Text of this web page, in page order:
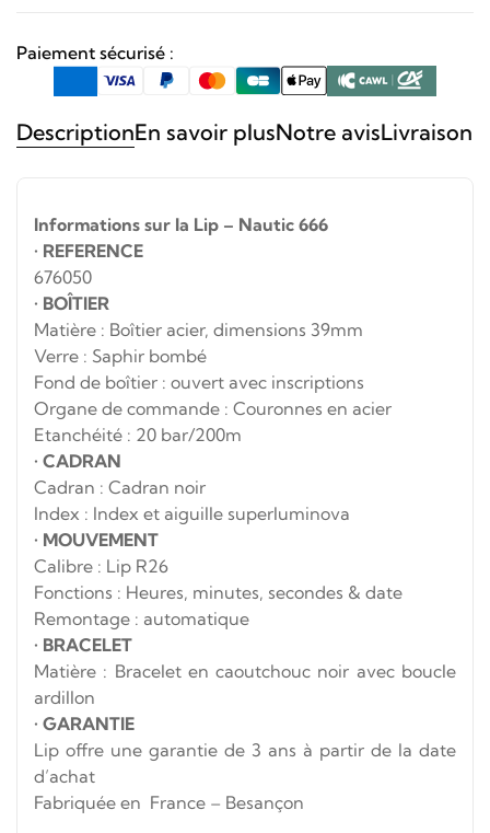
Paiement sécurisé :
DescriptionEn savoir plusNotre avisLivraison
Informations sur la Lip – Nautic 666
• REFERENCE
676050
• BOÎTIER
Matière : Boîtier acier, dimensions 39mm
Verre : Saphir bombé
Fond de boîtier : ouvert avec inscriptions
Organe de commande : Couronnes en acier
Etanchéité : 20 bar/200m
• CADRAN
Cadran : Cadran noir
Index : Index et aiguille superluminova
• MOUVEMENT
Calibre : Lip R26
Fonctions : Heures, minutes, secondes & date
Remontage : automatique
• BRACELET
Matière : Bracelet en caoutchouc noir avec boucle
ardillon
• GARANTIE
Lip offre une garantie de 3 ans à partir de la date
d’achat
Fabriquée en France – Besançon